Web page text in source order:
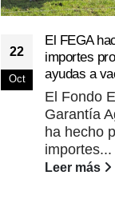
22
Oct
El FEGA
importes
ayudas a
El Fondo
Garantía
ha hecho
importes...
Leer más